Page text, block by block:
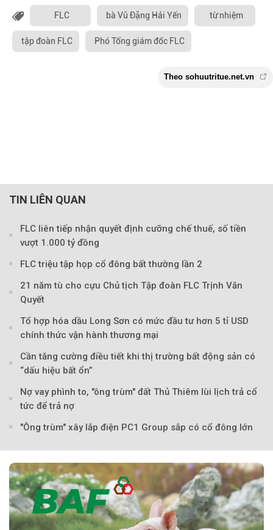
FLC bà Vũ Đặng Hải Yến từ nhiệm
tập đoàn FLC Phó Tổng giám đốc FLC
Theo
TIN LIÊN QUAN
FLC liên tiếp nhận quyết định cưỡng chế thuế, số tiền
vượt 1.000 tỷ đồng
FLC triệu tập họp cổ đông bất thường lần 2
21 năm tù cho cựu Chủ tịch Tập đoàn FLC Trịnh Văn
Quyết
Tổ hợp hóa dầu Long Sơn có mức đầu tư hơn 5 tỉ USD
chính thức vận hành thương mại
Cần tăng cường điều tiết khi thị trường bất động sản có
“dấu hiệu bất ổn”
Nợ vay phình to, "ông trùm" đất Thủ Thiêm lùi lịch trả cổ
tức để trả nợ
"Ông trùm" xây lắp điện PC1 Group sắp có cổ đông lớn